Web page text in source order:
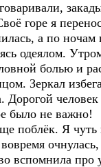
горе я
а по ночам
одеялом.
болью и
Зеркал
Дорогой
было не важно!
Я чуть
очнулась,
вспомнила про